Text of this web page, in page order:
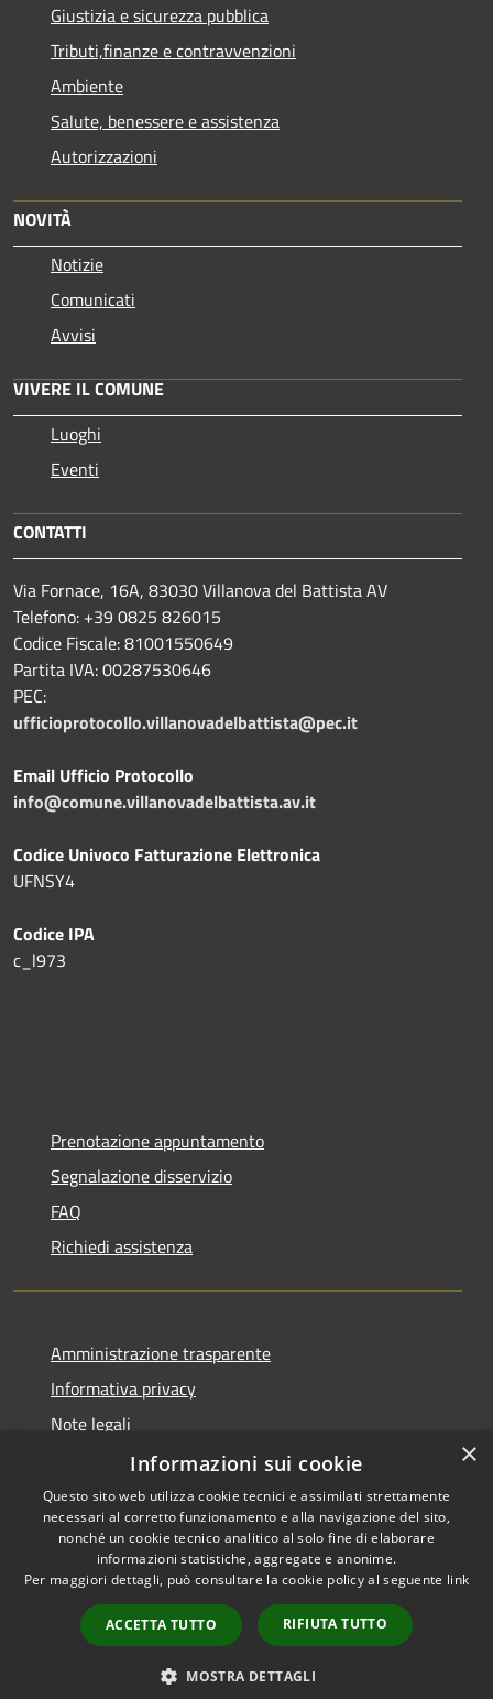
Giustizia e sicurezza pubblica
Tributi,finanze e contravvenzioni
Ambiente
Salute, benessere e assistenza
Autorizzazioni
NOVITÀ
Notizie
Comunicati
Avvisi
VIVERE IL COMUNE
Luoghi
Eventi
CONTATTI
Via Fornace, 16A, 83030 Villanova del Battista AV
Telefono: +39 0825 826015
Codice Fiscale: 81001550649
Partita IVA: 00287530646
PEC:
ufficioprotocollo.villanovadelbattista@pec.it
Email Ufficio Protocollo
info@comune.villanovadelbattista.av.it
Codice Univoco Fatturazione Elettronica
UFNSY4
Codice IPA
c_l973
Prenotazione appuntamento
Segnalazione disservizio
FAQ
Richiedi assistenza
Amministrazione trasparente
Informativa privacy
Note legali
Dichiarazione di accessibilità
RSS
Accessibilità
Copyright © 2026 • Comune di
Villanova del Battista •
Powered byMunicipium
Accesso redazione
×
Informazioni sui cookie
Questo sito web utilizza cookie tecnici e assimilati strettamente
necessari al corretto funzionamento e alla navigazione del sito,
nonché un cookie tecnico analitico al solo fine di elaborare
informazioni statistiche, aggregate e anonime.
Per maggiori dettagli, può consultare la cookie policy al seguente link
ACCETTA TUTTO RIFIUTA TUTTO
MOSTRA DETTAGLI